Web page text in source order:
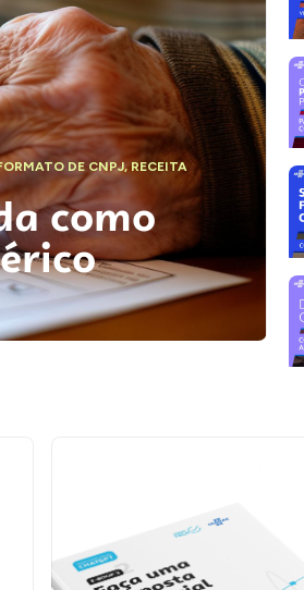
DE CNPJ,RECEITA
como